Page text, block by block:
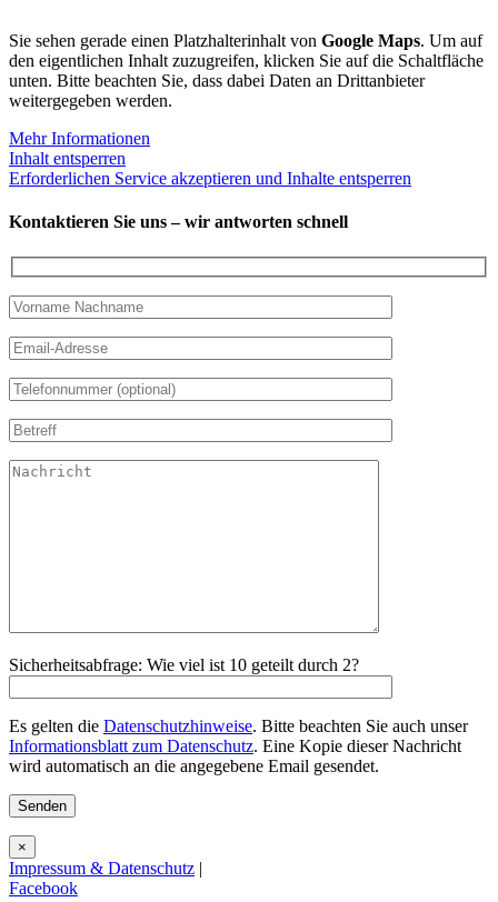
Sie sehen gerade einen Platzhalterinhalt von Google Maps. Um auf
den eigentlichen Inhalt zuzugreifen, klicken Sie auf die Schaltfläche
unten. Bitte beachten Sie, dass dabei Daten an Drittanbieter
weitergegeben werden.
Mehr Informationen
Inhalt entsperren
Erforderlichen Service akzeptieren und Inhalte entsperren
Kontaktieren Sie uns – wir antworten schnell
Sicherheitsabfrage: Wie viel ist 10 geteilt durch 2?
Es gelten die Datenschutzhinweise. Bitte beachten Sie auch unser
Informationsblatt zum Datenschutz. Eine Kopie dieser Nachricht
wird automatisch an die angegebene Email gesendet.
×
Impressum & Datenschutz |
Facebook